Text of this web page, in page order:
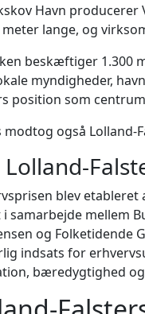
Havn
meter lange, og
beskæftiger 1.300
myndigheder,
position som
modtog også Lolland-
blev etableret
samarbejde mellem
og Folketidende
indsats for
bæredygtighed